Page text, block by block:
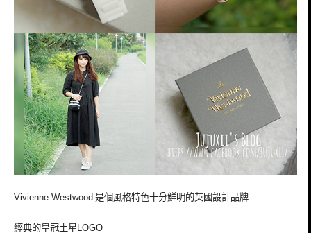
Vivienne Westwood 是個風格特色十分鮮明的英國設計品牌
經典的皇冠土星LOGO